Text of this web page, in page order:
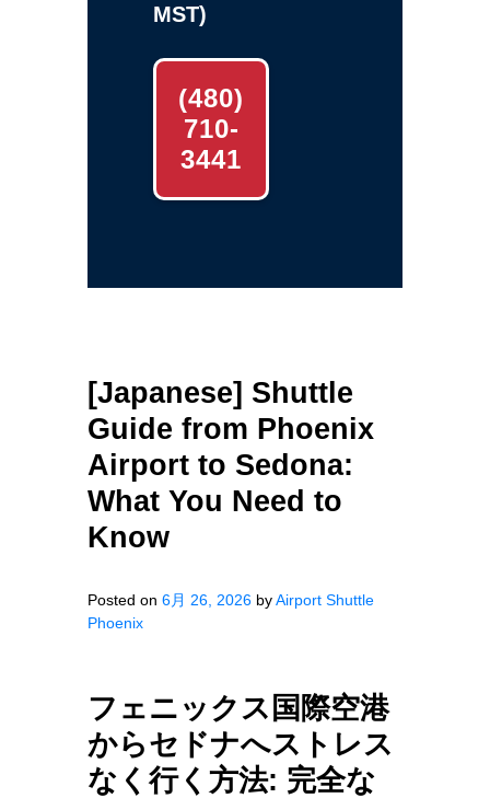
MST)
(480)
710-
3441
[Japanese] Shuttle
Guide from Phoenix
Airport to Sedona:
What You Need to
Know
Posted on 6月 26, 2026 byAirport Shuttle
Phoenix
フェニックス国際空港
からセドナへストレス
なく行く方法: 完全な